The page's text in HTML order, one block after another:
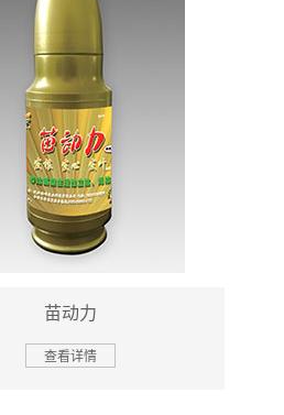
苗动力
查看详情